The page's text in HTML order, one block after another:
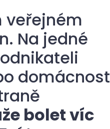
veřejném
Na jedné
domácnost
bolet víc